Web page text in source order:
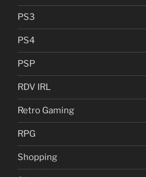
PS3
PS4
PSP
RDV IRL
Retro Gaming
RPG
Shopping